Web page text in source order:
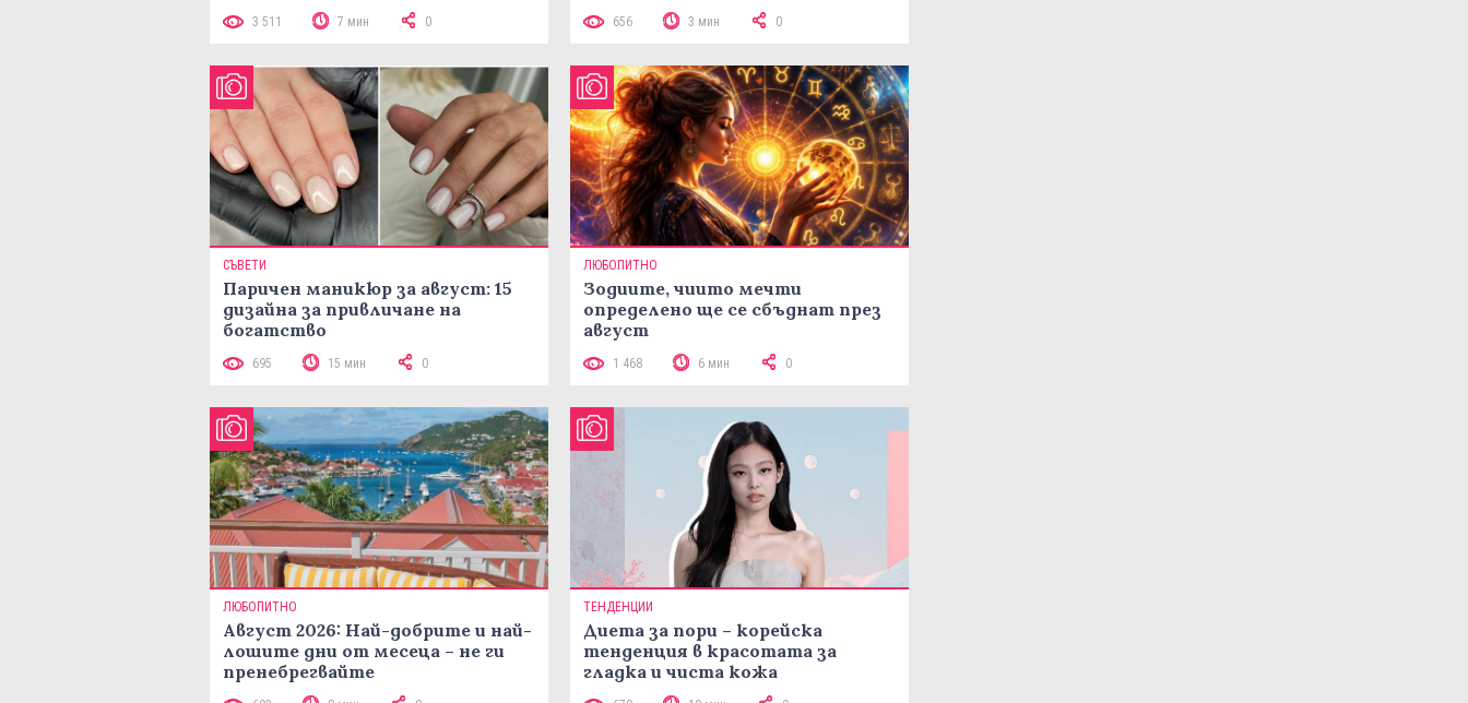
3 511 7 мин 0 656 3 мин 0
СЪВЕТИ
Паричен маникюр за август: 15
дизайна за привличане на
богатство
695 15 мин 0
ЛЮБОПИТНО
Зодиите, чиито мечти
определено ще се сбъднат през
август
1 468 6 мин 0
ЛЮБОПИТНО
Август 2026: Най-добрите и най-
лошите дни от месеца – не ги
пренебрегвайте
ТЕНДЕНЦИИ
Диета за пори – корейска
тенденция в красотата за
гладка и чиста кожа